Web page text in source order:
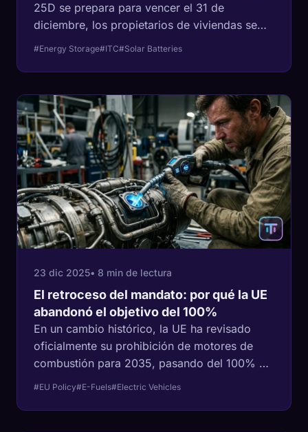
25D se prepara para vencer el 31 de
diciembre, los propietarios de viviendas se
apresuran a asegurar un ahorro del 30% en el
desglosa las matemáticas del 'Abismo del
Almacenamiento' y por qué 2026 será el año
del prosumidor.
#Energy Storage#ITC#Solar Batteries
23 dic 2025• 8 min de lectura
El retroceso del mandato: por qué la UE
abandonó el objetivo del 100%
En un cambio histórico, la UE ha revisado
oficialmente su prohibición de motores de
combustión para 2035, pasando del 100% al
combustibles sintéticos.
#EU Policy#E-Fuels#Electric Vehicles